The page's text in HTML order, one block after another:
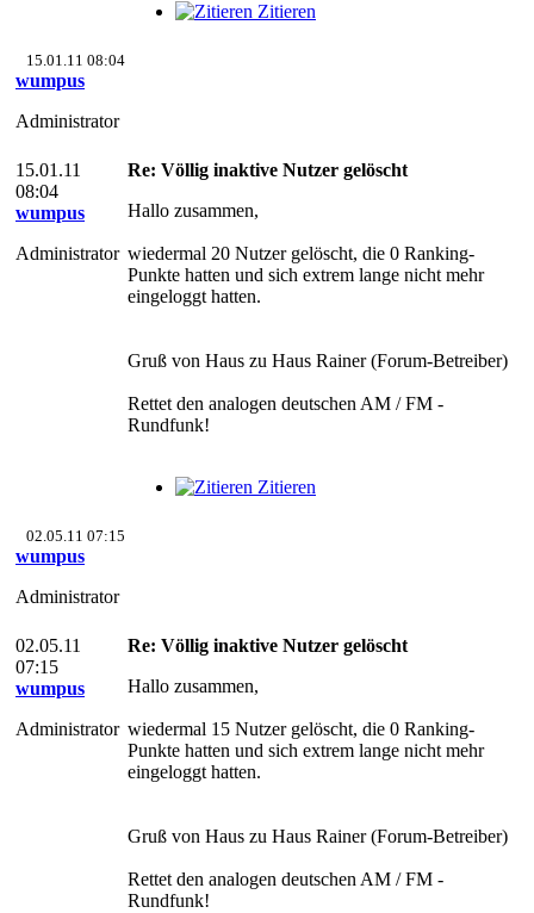
Zitieren
15.01.11 08:04
wumpus
Administrator
15.01.11
08:04
wumpus
Administrator
Re: Völlig inaktive Nutzer gelöscht
Hallo zusammen,
wiedermal 20 Nutzer gelöscht, die 0 Ranking-
Punkte hatten und sich extrem lange nicht mehr
eingeloggt hatten.
Gruß von Haus zu Haus Rainer (Forum-Betreiber)
Rettet den analogen deutschen AM / FM -
Rundfunk!
Zitieren
02.05.11 07:15
wumpus
Administrator
02.05.11
07:15
wumpus
Administrator
Re: Völlig inaktive Nutzer gelöscht
Hallo zusammen,
wiedermal 15 Nutzer gelöscht, die 0 Ranking-
Punkte hatten und sich extrem lange nicht mehr
eingeloggt hatten.
Gruß von Haus zu Haus Rainer (Forum-Betreiber)
Rettet den analogen deutschen AM / FM -
Rundfunk!